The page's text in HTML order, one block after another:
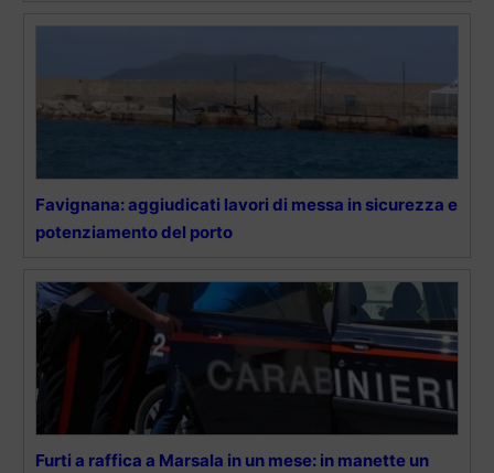
Favignana: aggiudicati lavori di messa in sicurezza e
potenziamento del porto
Furti a raffica a Marsala in un mese: in manette un